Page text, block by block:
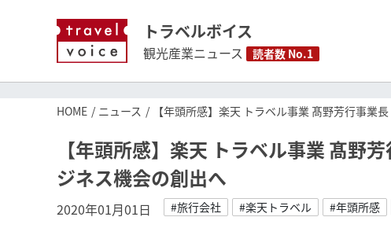
トラベルボイス
観光産業ニュース 読者数 No.1
HOME ニュース 【年頭所感】楽天 トラベル事業 髙野芳行事
【年頭所感】楽天 トラベル事業 髙
ジネス機会の創出へ
2020年01月01日 #旅行会社 #楽天トラベル #年頭所感